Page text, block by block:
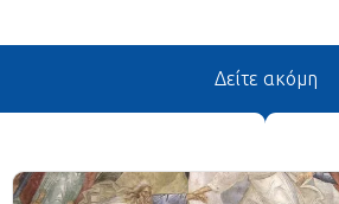
Δείτε ακόμη